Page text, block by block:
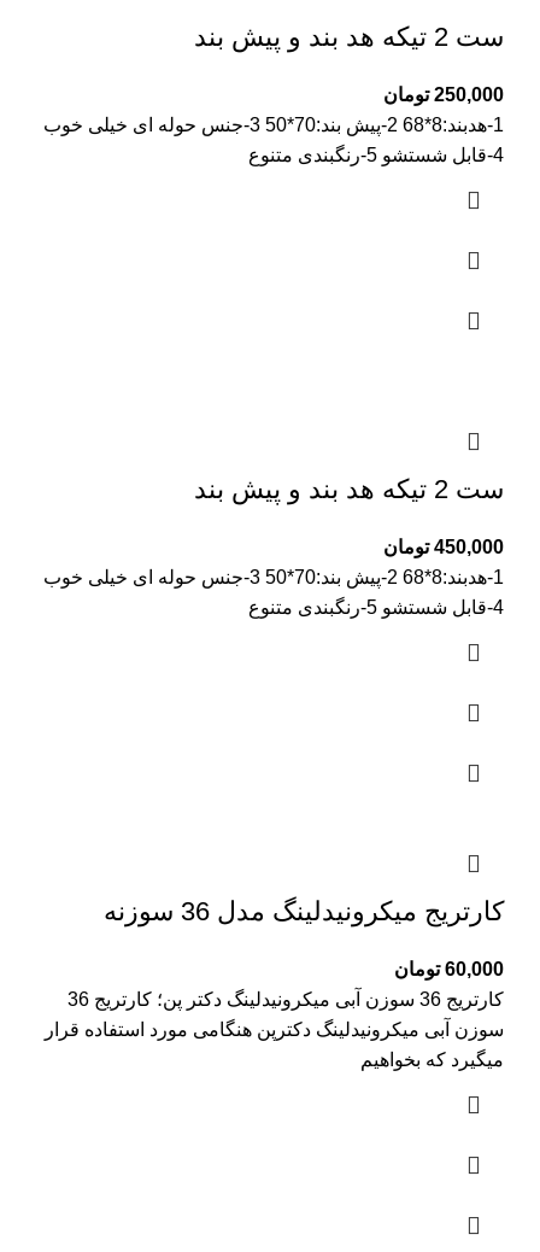
ست 2 تیکه هد بند و پیش بند
250,000 تومان
1-هدبند:8*68 2-پیش بند:70*50 3-جنس حوله ای خیلی خوب
4-قابل شستشو 5-رنگبندی متنوع
ست 2 تیکه هد بند و پیش بند
450,000 تومان
1-هدبند:8*68 2-پیش بند:70*50 3-جنس حوله ای خیلی خوب
4-قابل شستشو 5-رنگبندی متنوع
کارتریج میکرونیدلینگ مدل 36 سوزنه
60,000 تومان
کارتریج 36 سوزن آبی میکرونیدلینگ دکتر پن؛ کارتریج 36
سوزن آبی میکرونیدلینگ دکترپن هنگامی مورد استفاده قرار
میگیرد که بخواهیم